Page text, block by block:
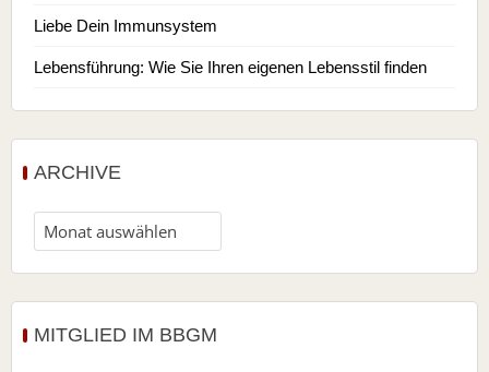
Liebe Dein Immunsystem
Lebensführung: Wie Sie Ihren eigenen Lebensstil finden
ARCHIVE
MITGLIED IM BBGM